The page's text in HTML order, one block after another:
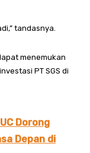
tandasnya.
menemukan
PT SGS di
Dorong
Depan di